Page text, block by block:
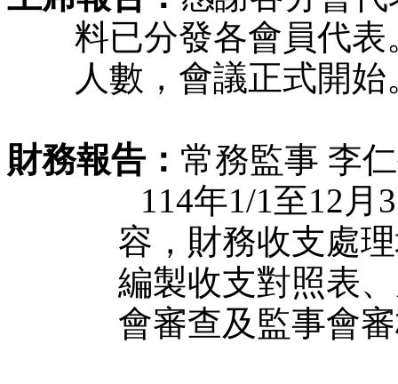
料已分發各會員代
人數，會議正式開始
財務報告： 常務監事 李
114年1/1至12月
容，財務收支處
編製收支對照表
會審查及監事會